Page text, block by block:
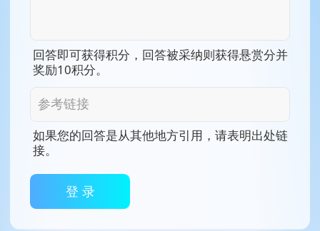
回答即可获得积分，回答被采纳则获得悬赏分并
奖励10积分。
如果您的回答是从其他地方引用，请表明出处链
接。
登 录